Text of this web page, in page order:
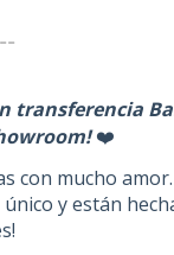
transferencia
❤️
con mucho amor.
y están